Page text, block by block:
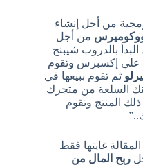
من أجل إنشاء
من أجل
بالدروب شيبنج
إكسبرس وتقوم
ثم تقوم ببيعها في
السلعة من متجرك
المنتج وتقوم
غايتها فقط
ربح المال من